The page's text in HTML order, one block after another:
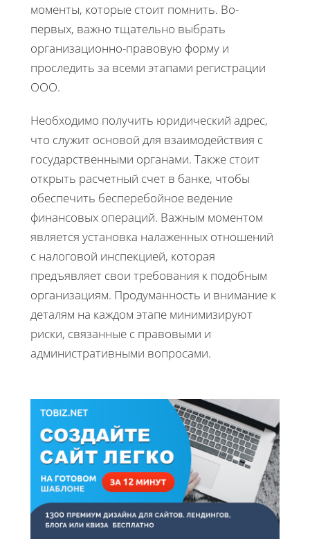
моменты, которые стоит помнить. Во-
первых, важно тщательно выбрать
организационно-правовую форму и
проследить за всеми этапами регистрации
ООО.
Необходимо получить юридический адрес,
что служит основой для взаимодействия с
государственными органами. Также стоит
открыть расчетный счет в банке, чтобы
обеспечить бесперебойное ведение
финансовых операций. Важным моментом
является установка налаженных отношений
с налоговой инспекцией, которая
предъявляет свои требования к подобным
организациям. Продуманность и внимание к
деталям на каждом этапе минимизируют
риски, связанные с правовыми и
административными вопросами.